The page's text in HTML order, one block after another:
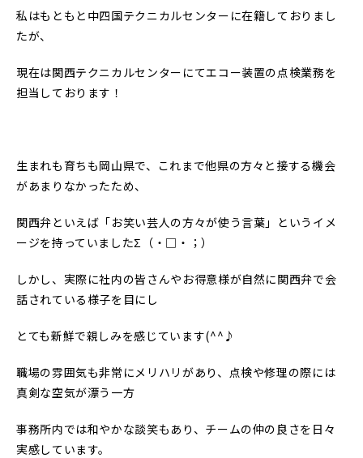
私はもともと中四国テクニカルセンターに在籍しておりまし
たが、
現在は関西テクニカルセンターにてエコー装置の点検業務を
担当しております！
生まれも育ちも岡山県で、これまで他県の方々と接する機会
があまりなかったため、
関西弁といえば「お笑い芸人の方々が使う言葉」というイメ
ージを持っていましたΣ（・□・；）
しかし、実際に社内の皆さんやお得意様が自然に関西弁で会
話されている様子を目にし
とても新鮮で親しみを感じています(^^♪
職場の雰囲気も非常にメリハリがあり、点検や修理の際には
真剣な空気が漂う一方
事務所内では和やかな談笑もあり、チームの仲の良さを日々
実感しています。